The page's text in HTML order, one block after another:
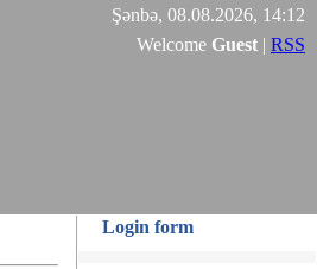
Şənbə, 08.08.2026, 14:12
Welcome Guest | RSS
Login form